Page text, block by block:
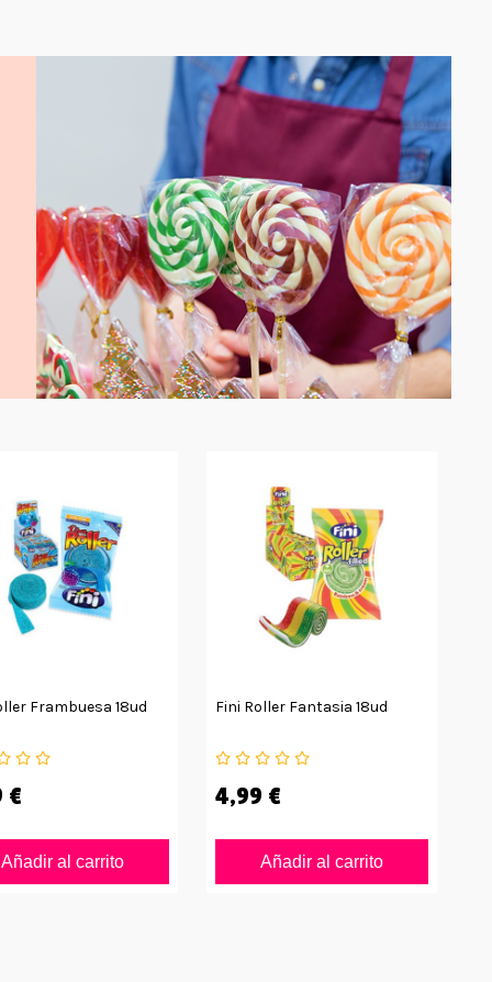
Frambuesa 18ud
€
Añadir al carrito
Fini Roller Fantasia 18ud
4,99 €
Añadir al carrito